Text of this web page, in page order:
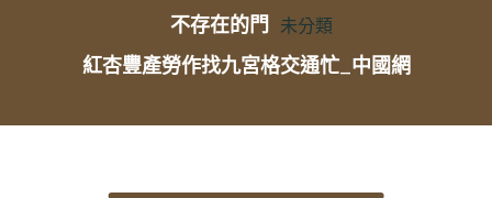
不存在的門 未分類
紅杏豐產勞作找九宮格交通忙_中國網